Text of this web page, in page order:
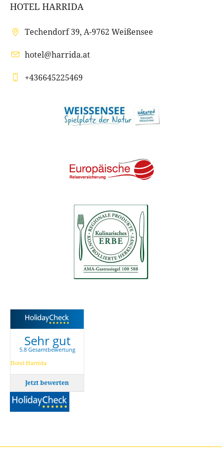
HOTEL HARRIDA
Techendorf 39, A-9762 Weißensee
hotel@harrida.at
+436645225469
Sehr gut
5.8 Gesamtbewertung
Hotel Harrida
Jetzt bewerten